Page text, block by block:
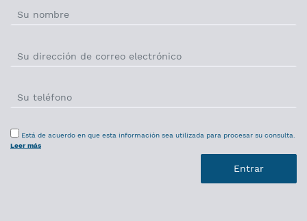
Está de acuerdo en que esta información sea utilizada para procesar su consulta.
Leer más